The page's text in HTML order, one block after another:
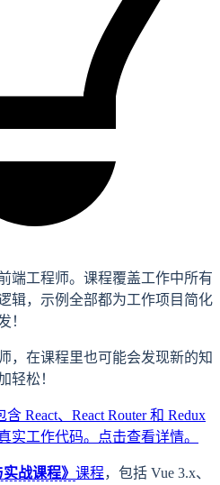
端工程师。课程覆盖工作中所有
辑，示例全部都为工作项目简化
！
，在课程里也可能会发现新的知
轻松！
含 React、React Router 和 Redux
实工作代码。
点击查看详情。
战课程》 课程，包括 Vue 3.x、